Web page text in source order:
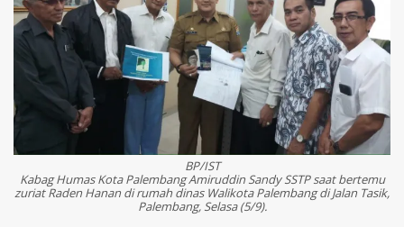
BP/IST
Kabag Humas Kota Palembang Amiruddin Sandy SSTP saat bertemu
zuriat Raden Hanan di rumah dinas Walikota Palembang di Jalan Tasik,
Palembang, Selasa (5/9).